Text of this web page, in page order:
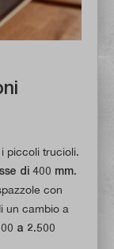
piccoli trucioli.
di 400 mm.
con
un cambio a
a 2.500